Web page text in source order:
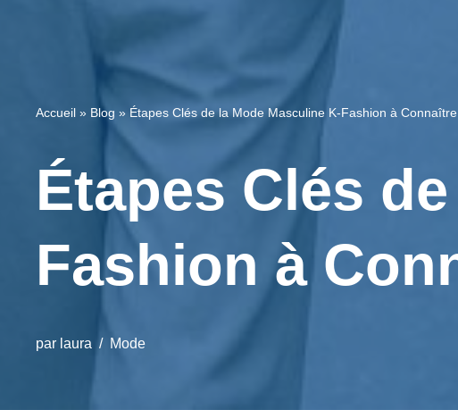
Accueil » Blog » Étapes Clés de la Mode Masculine K-Fashion à Connaître
Étapes Clés
Fashion à
par laura Mode